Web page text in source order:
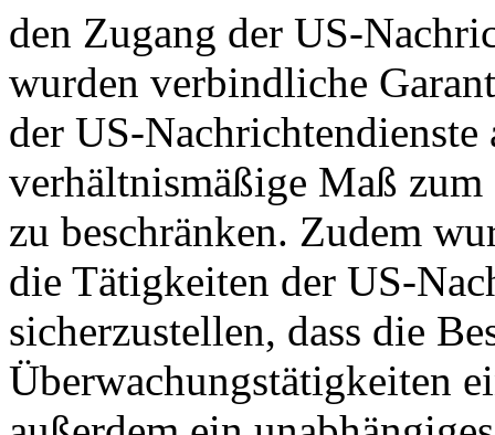
den Zugang der US-
wurden verbindliche
der US-
verhältnismäßige Maß
zu beschränken. Zudem
die Tätigkeiten der US-
sicherzustellen, dass die
Überwachungstätigkeiten